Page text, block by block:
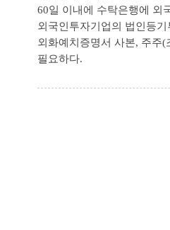
60일 이내에 수탁은행에 외
외국인투자기업의 법인등
외화예치증명서 사본, 주주
필요하다.